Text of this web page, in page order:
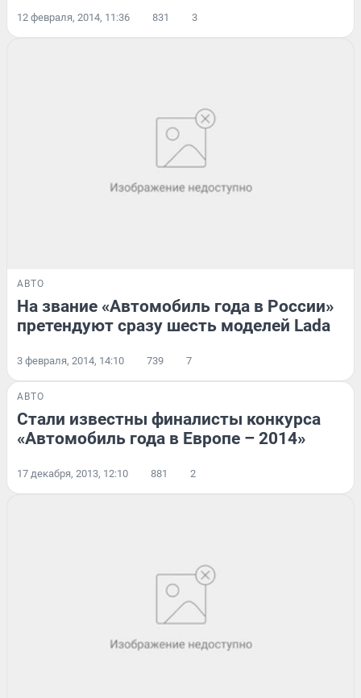
12 февраля, 2014, 11:36 831 3
АВТО
На звание «Автомобиль года в России»
претендуют сразу шесть моделей Lada
3 февраля, 2014, 14:10 739 7
АВТО
Стали известны финалисты конкурса
«Автомобиль года в Европе – 2014»
17 декабря, 2013, 12:10 881 2